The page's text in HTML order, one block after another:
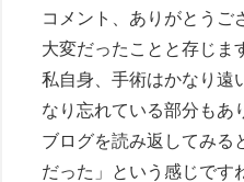
コメント、ありがとうご
大変だったことと存じま
私自身、手術はかなり遠
なり忘れている部分もあ
ブログを読み返してみる
だった」という感じです